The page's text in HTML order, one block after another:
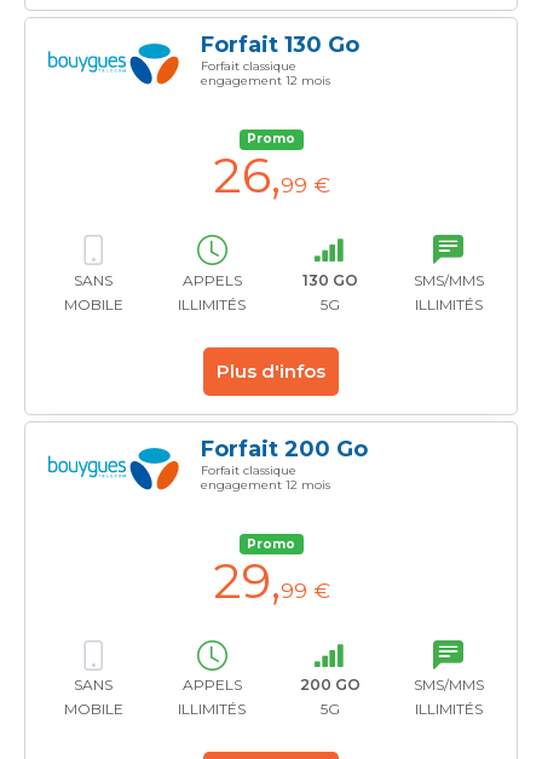
Forfait 130 Go
Forfait classique
engagement 12 mois
Promo
26,99 €
SANS
MOBILE
APPELS
ILLIMITÉS
130 GO
5G
SMS/MMS
ILLIMITÉS
Plus d'infos
Forfait 200 Go
Forfait classique
engagement 12 mois
Promo
29,99 €
SANS
MOBILE
APPELS
ILLIMITÉS
200 GO
5G
SMS/MMS
ILLIMITÉS